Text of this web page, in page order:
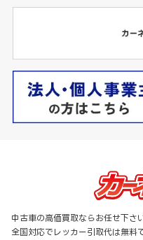
中古車の高価買取ならお任せ下さい
全国対応でレッカー引取代は無料